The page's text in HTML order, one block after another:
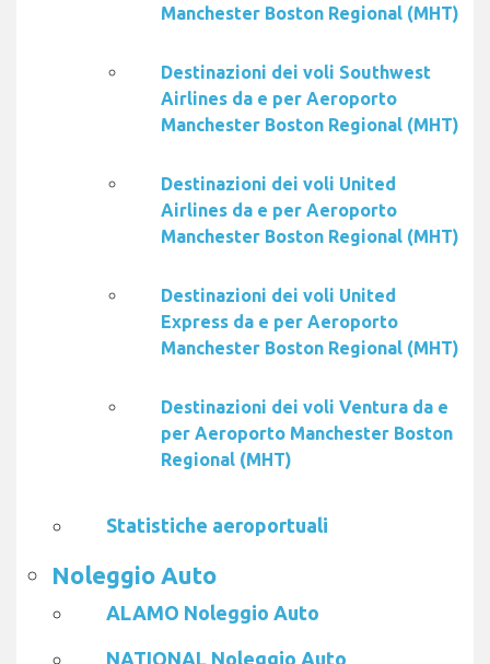
Manchester Boston Regional (MHT)
Destinazioni dei voli Southwest
Airlines da e per Aeroporto
Manchester Boston Regional (MHT)
Destinazioni dei voli United
Airlines da e per Aeroporto
Manchester Boston Regional (MHT)
Destinazioni dei voli United
Express da e per Aeroporto
Manchester Boston Regional (MHT)
Destinazioni dei voli Ventura da e
per Aeroporto Manchester Boston
Regional (MHT)
Statistiche aeroportuali
Noleggio Auto
ALAMO Noleggio Auto
NATIONAL Noleggio Auto